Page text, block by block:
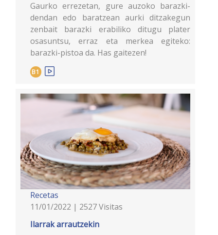
Gaurko errezetan, gure auzoko barazki-
dendan edo baratzean aurki ditzakegun
zenbait barazki erabiliko ditugu plater
osasuntsu, erraz eta merkea egiteko:
barazki-pistoa da. Has gaitezen!
B1
Recetas
11/01/2022 | 2527 Visitas
Ilarrak arrautzekin